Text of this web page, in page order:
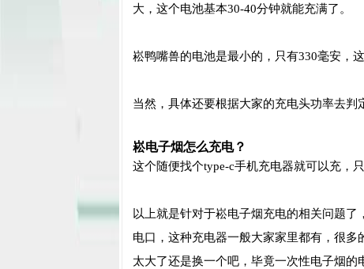
大，这个电池基本30-40分钟就能充满了。
崧鸭嘴兽的电池是最小的，只有330毫安，
当然，具体还要根据大家的充电头功率去判
崧电子烟怎么充电？
这个随便找个type-c手机充电器就可以充，
以上就是针对于崧电子烟充电的相关问题
电口，这种充电器一般大家家里都有，很
太大了还是换一个吧，毕竟一次性电子烟的